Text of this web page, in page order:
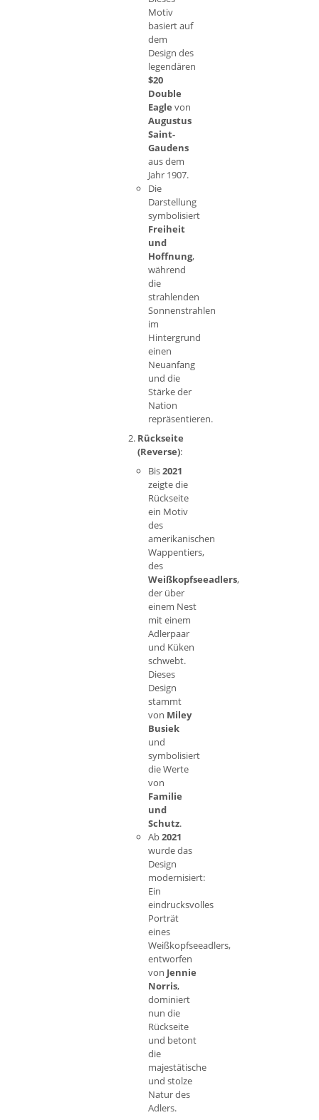
Motiv
basiert auf
dem
Design des
legendären
$20
Double
Eagle von
Augustus
Saint-
Gaudens
aus dem
Jahr 1907.
Die
Darstellung
symbolisiert
Freiheit
und
Hoffnung,
während
die
strahlenden
Sonnenstrahlen
im
Hintergrund
einen
Neuanfang
und die
Stärke der
Nation
repräsentieren.
Rückseite
(Reverse):
Bis2021
zeigte die
Rückseite
ein Motiv
des
amerikanischen
Wappentiers,
des
Weißkopfseeadlers,
der über
einem Nest
mit einem
Adlerpaar
und Küken
schwebt.
Dieses
Design
stammt
von Miley
Busiek
und
symbolisiert
die Werte
von
Familie
und
Schutz.
Ab2021
wurde das
Design
modernisiert:
Ein
eindrucksvolles
Porträt
eines
Weißkopfseeadlers,
entworfen
von Jennie
Norris,
dominiert
nun die
Rückseite
und betont
die
majestätische
und stolze
Natur des
Adlers.